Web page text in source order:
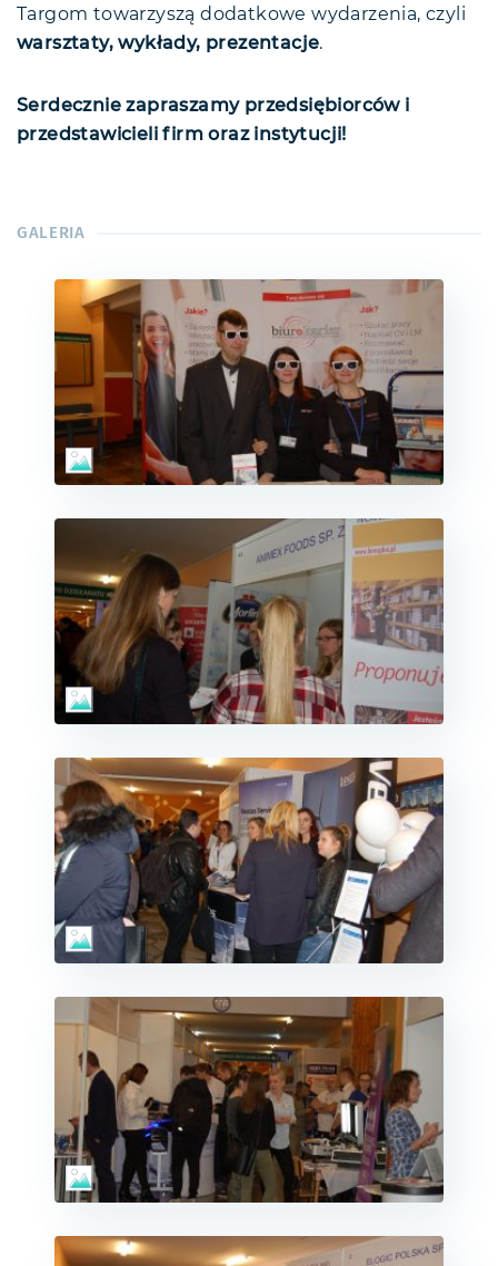
Targom towarzyszą dodatkowe wydarzenia, czyli
warsztaty, wykłady, prezentacje.
Serdecznie zapraszamy przedsiębiorców i
przedstawicieli firm oraz instytucji!
GALERIA